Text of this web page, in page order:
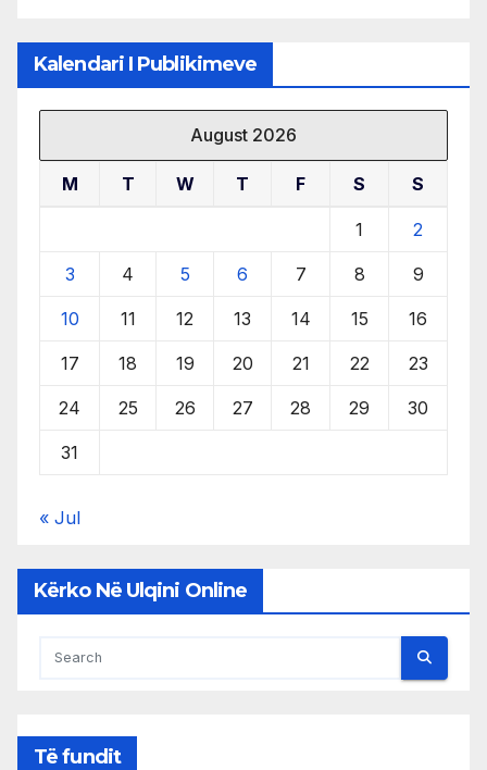
Kalendari I Publikimeve
August 2026
M T W T F S S
1 2
3 4 5 6 7 8 9
10 11 12 13 14 15 16
17 18 19 20 21 22 23
24 25 26 27 28 29 30
31
« Jul
Kërko Në Ulqini Online
Të fundit